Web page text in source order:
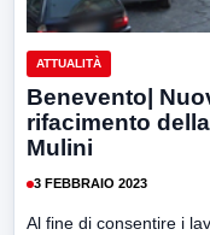
ATTUALITÀ
Benevento|
rifacimento
Mulini
3 FEBBRAIO 2023
Al fine di consentire i